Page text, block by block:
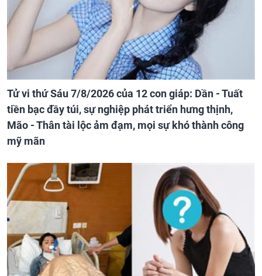
Tử vi thứ Sáu 7/8/2026 của 12 con giáp: Dần - Tuất
tiền bạc đầy túi, sự nghiệp phát triển hưng thịnh,
Mão - Thân tài lộc ảm đạm, mọi sự khó thành công
mỹ mãn